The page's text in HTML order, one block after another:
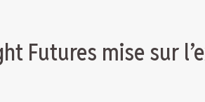
Futures mise sur